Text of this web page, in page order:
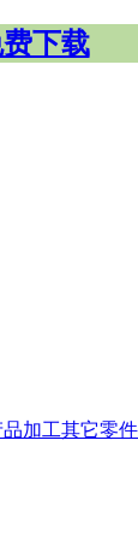
下载
加工其它零